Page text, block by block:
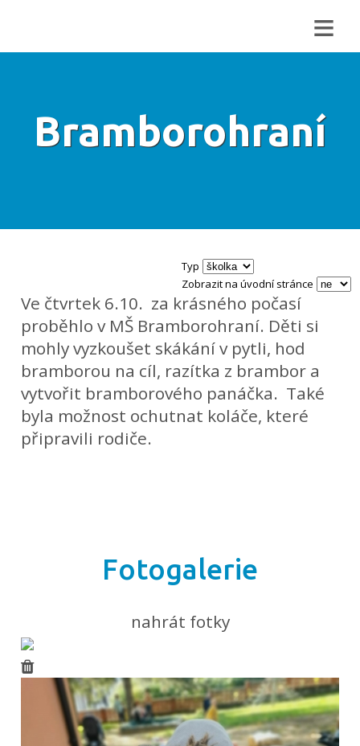
≡
Bramborohraní
Typ
Zobrazit na úvodní stránce
Ve čtvrtek 6.10. za krásného počasí
proběhlo v MŠ Bramborohraní. Děti si
mohly vyzkoušet skákání v pytli, hod
bramborou na cíl, razítka z brambor a
vytvořit bramborového panáčka. Také
byla možnost ochutnat koláče, které
připravili rodiče.
Fotogalerie
nahrát fotky